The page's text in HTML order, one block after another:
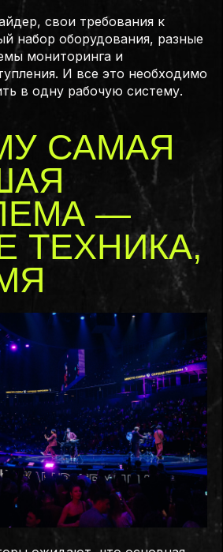
свои требования к
набор оборудования, разные
мониторинга и
И все это необходимо
в одну рабочую систему.
САМАЯ
—
ТЕХНИКА,